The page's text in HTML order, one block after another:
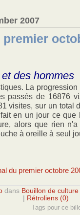
2007
des hommes
La
passés de 16876
visites, sur un total
en un jour ce
alors que rien
à oreille à seul
du premier octobre
dans Bouillon de culture
Rétroliens (0)
Tags pour ce